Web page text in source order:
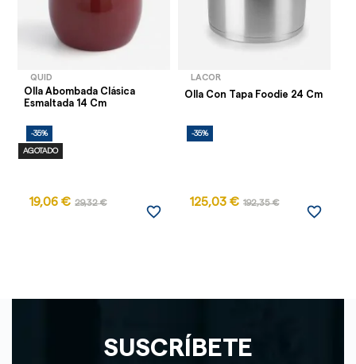
QUID
Olla Abombada Clásica
Esmaltada 14 Cm
-35%
AGOTADO
19,06 € 29,32 €
favorite_border
LACOR
Olla Con Tapa Foodie 24 Cm
-35%
125,03 € 192,35 €
favorite_border
SUSCRÍBETE